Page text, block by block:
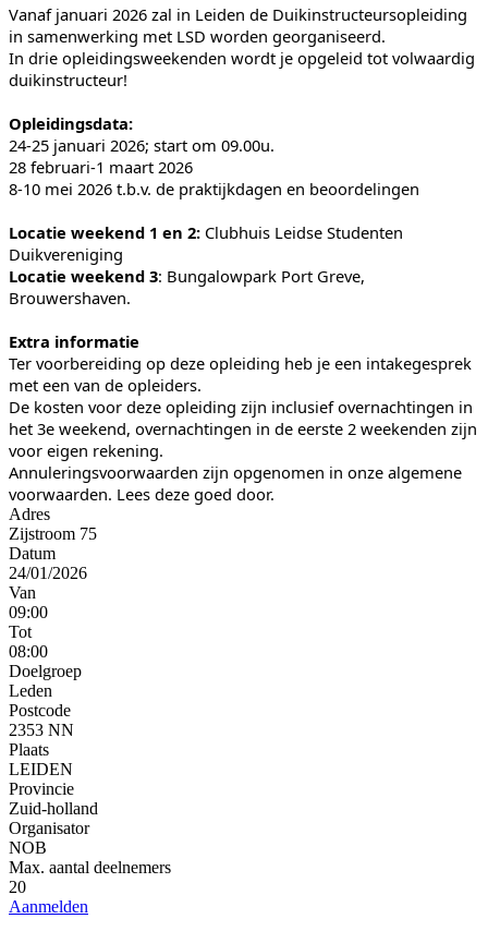
Vanaf januari 2026 zal in Leiden de Duikinstructeursopleiding
in samenwerking met LSD worden georganiseerd.
In drie opleidingsweekenden wordt je opgeleid tot volwaardig
duikinstructeur!
Opleidingsdata:
24-25 januari 2026; start om 09.00u.
28 februari-1 maart 2026
8-10 mei 2026 t.b.v. de praktijkdagen en beoordelingen
Locatie weekend 1 en 2: Clubhuis Leidse Studenten
Duikvereniging
Locatie weekend 3: Bungalowpark Port Greve,
Brouwershaven.
Extra informatie
Ter voorbereiding op deze opleiding heb je een intakegesprek
met een van de opleiders.
De kosten voor deze opleiding zijn inclusief overnachtingen in
het 3e weekend, overnachtingen in de eerste 2 weekenden zijn
voor eigen rekening.
Annuleringsvoorwaarden zijn opgenomen in onze algemene
voorwaarden. Lees deze goed door.
Adres
Zijstroom 75
Datum
24/01/2026
Van
09:00
Tot
08:00
Doelgroep
Leden
Postcode
2353 NN
Plaats
LEIDEN
Provincie
Zuid-holland
Organisator
NOB
Max. aantal deelnemers
20
Aanmelden